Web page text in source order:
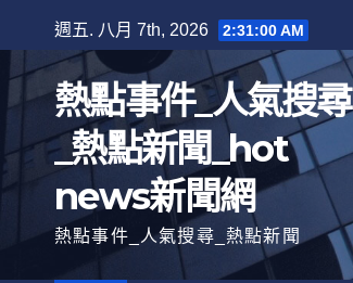
至
內
週五. 八月 7th, 2026 2:31:01 AM
熱點事件_人氣搜尋
_熱點新聞_hot
news新聞網
熱點事件_人氣搜尋_熱點新聞